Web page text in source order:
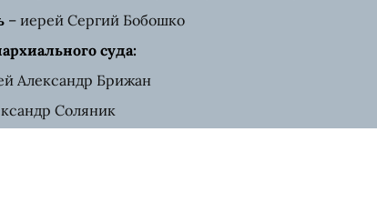
– иерей Сергий Бобошко
суда:
Александр Брижан
Соляник